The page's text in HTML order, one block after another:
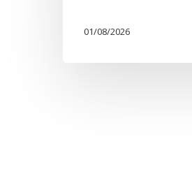
01/08/2026